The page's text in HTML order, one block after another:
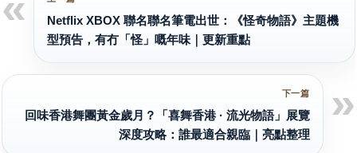
Netflix XBOX 聯名聯名筆電出世：《怪奇物語》主題機
型預告，有冇「怪」嘅年味｜更新重點
回味香港舞團黃金歲月？「喜舞香港 · 流光物語」展覽
深度攻略：誰最適合親臨｜亮點整理